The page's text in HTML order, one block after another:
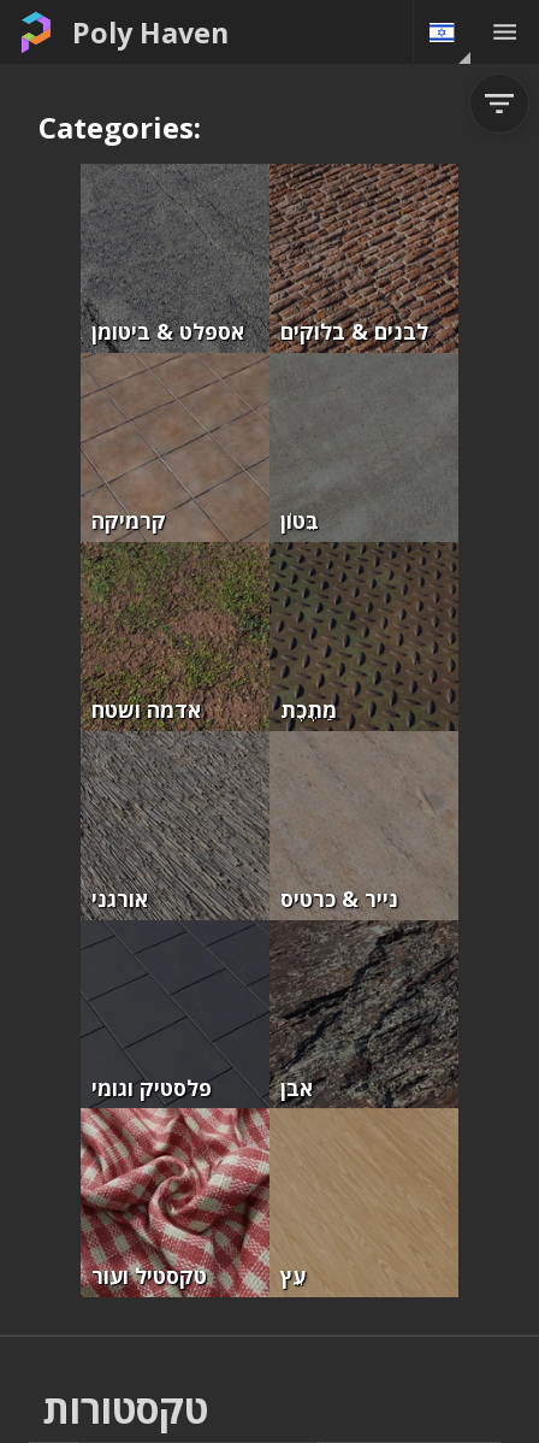
Poly Haven
Categories:
אספלט & ביטומן לבנים & בלוקים
קרמיקה בֵּטוֹן
אדמה ושטח מַתֶכֶת
אורגני נייר & כרטיס
פלסטיק וגומי אבן
טקסטיל ועור עֵץ
טקסטורות